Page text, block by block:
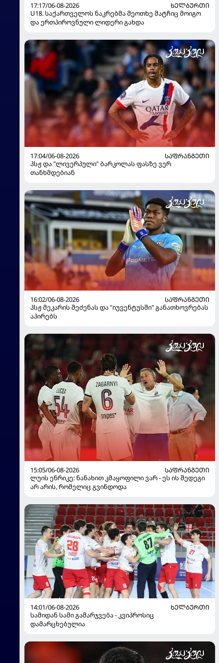
17:17/06-08-2026
ᲮᲔᲚᲑᲣᲠᲗᲘ
U18. საქართველოს ნაკრებმა მეოთხე მატჩიც მოიგო
და ერთპიროვნული ლიდერი გახდა
17:04/06-08-2026
ᲡᲐᲤᲠᲐᲜᲒᲔᲗᲘ
პსჟ და "ლივერპული" ბარკოლას ფასზე ვერ
თანხმდებიან
16:02/06-08-2026
ᲡᲐᲤᲠᲐᲜᲒᲔᲗᲘ
პსჟ მეკარის შეძენას და "იუვენტუსში" განათხოვრებას
აპირებს
15:05/06-08-2026
ᲡᲐᲤᲠᲐᲜᲒᲔᲗᲘ
ლუის ენრიკე: ნანახით კმაყოფილი ვარ - ეს ის შედეგი
არ არის, რომელიც გვინდოდა
14:01/06-08-2026
ᲮᲔᲚᲑᲣᲠᲗᲘ
სამიდან სამი გამარჯვება - კვიპროსიც
დამარცხებულია